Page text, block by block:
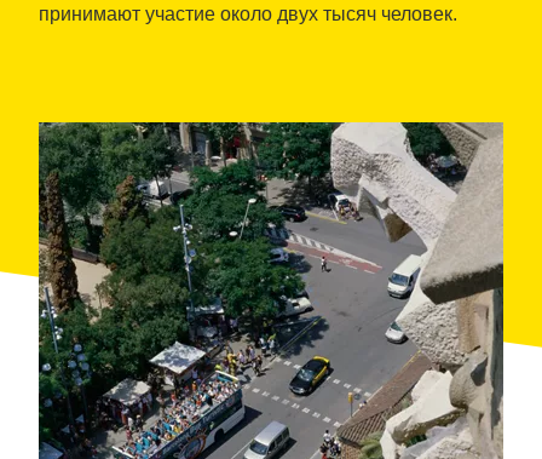
принимают участие около двух тысяч человек.